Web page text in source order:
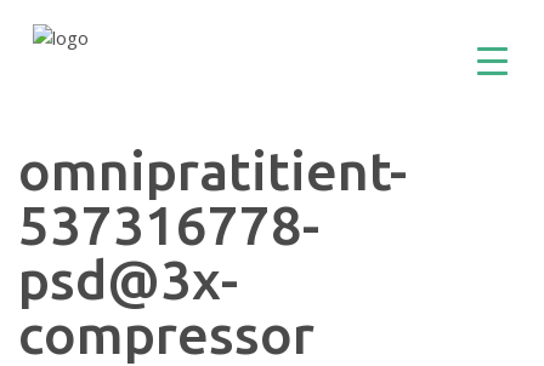
omnipratitient-
537316778-
psd@3x-
compressor